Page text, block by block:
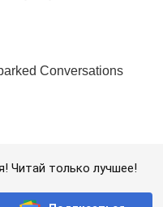
Читай только лучшее!